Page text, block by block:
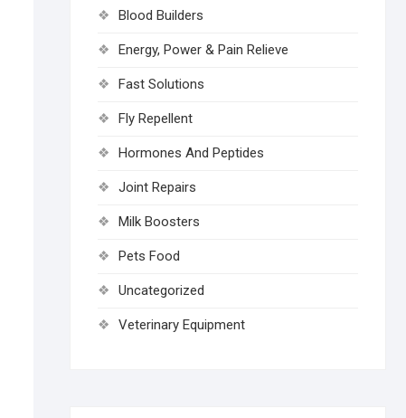
Blood Builders
Energy, Power & Pain Relieve
Fast Solutions
Fly Repellent
Hormones And Peptides
Joint Repairs
Milk Boosters
Pets Food
Uncategorized
Veterinary Equipment